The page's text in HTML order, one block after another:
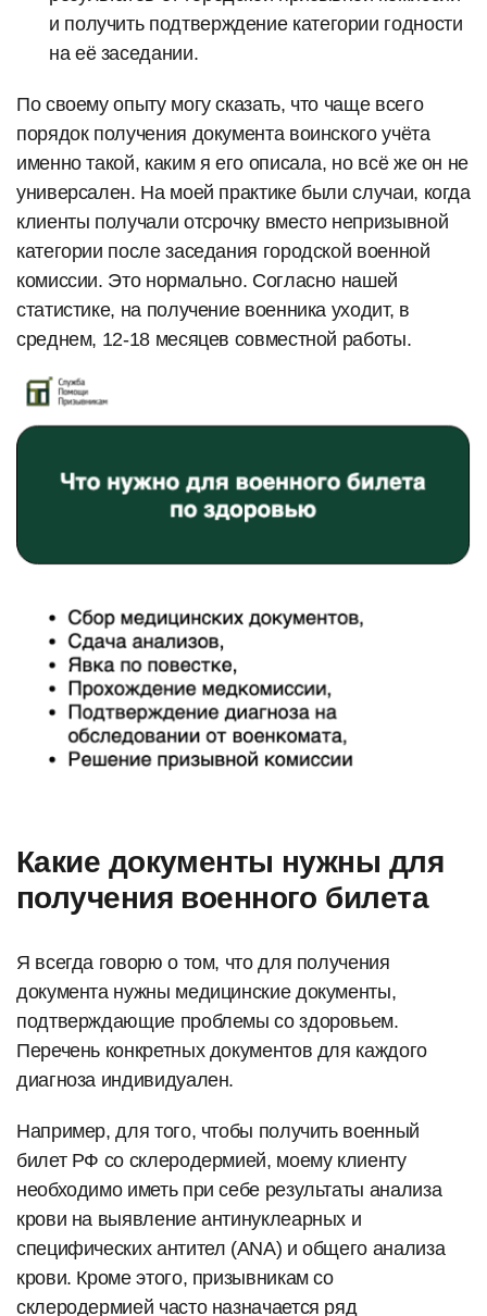
и получить подтверждение категории годности
на её заседании.
По своему опыту могу сказать, что чаще всего
порядок получения документа воинского учёта
именно такой, каким я его описала, но всё же он не
универсален. На моей практике были случаи, когда
клиенты получали отсрочку вместо непризывной
категории после заседания городской военной
комиссии. Это нормально. Согласно нашей
статистике, на получение военника уходит, в
среднем, 12-18 месяцев совместной работы.
Какие документы нужны для
получения военного билета
Я всегда говорю о том, что для получения
документа нужны медицинские документы,
подтверждающие проблемы со здоровьем.
Перечень конкретных документов для каждого
диагноза индивидуален.
Например, для того, чтобы получить военный
билет РФ со склеродермией, моему клиенту
необходимо иметь при себе результаты анализа
крови на выявление антинуклеарных и
специфических антител (ANA) и общего анализа
крови. Кроме этого, призывникам со
склеродермией часто назначается ряд